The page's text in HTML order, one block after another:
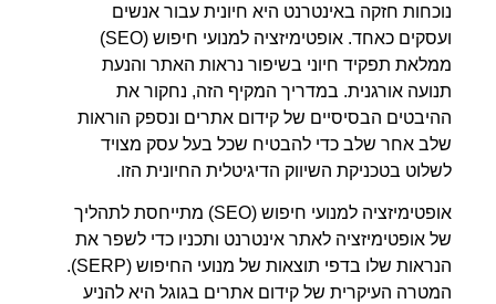
נוכחות חזקה באינטרנט היא חיונית עבור אנשים
ועסקים כאחד. אופטימיזציה למנועי חיפוש (SEO)
ממלאת תפקיד חיוני בשיפור נראות האתר והנעת
תנועה אורגנית. במדריך המקיף הזה, נחקור את
ההיבטים הבסיסיים של קידום אתרים ונספק הוראות
שלב אחר שלב כדי להבטיח שכל בעל עסק מצויד
לשלוט בטכניקת השיווק הדיגיטלית החיונית הזו.
אופטימיזציה למנועי חיפוש (SEO) מתייחסת לתהליך
של אופטימיזציה לאתר אינטרנט ותכניו כדי לשפר את
הנראות שלו בדפי תוצאות של מנועי החיפוש (SERP).
המטרה העיקרית של קידום אתרים בגוגל היא להניע